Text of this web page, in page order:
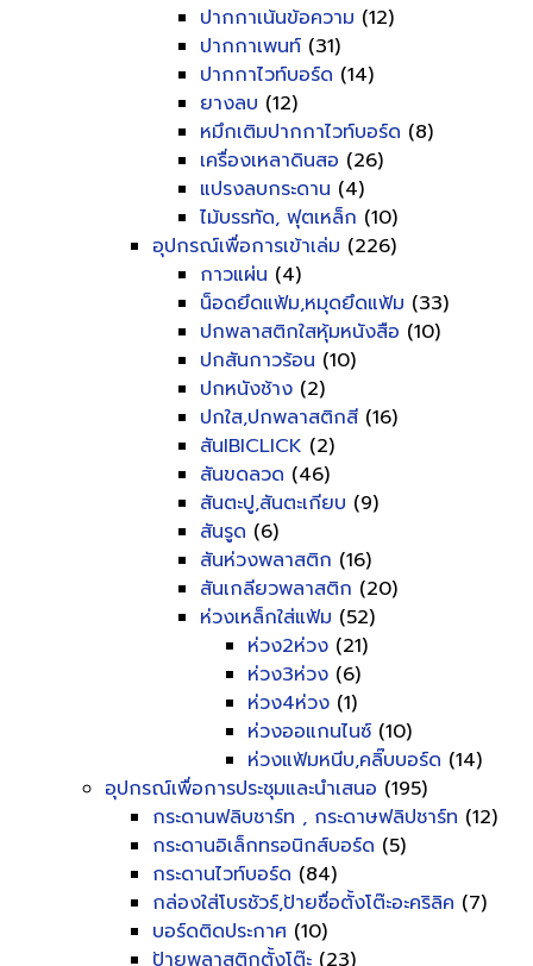
ปากกาเน้นข้อความ (12)
ปากกาเพนท์ (31)
ปากกาไวท์บอร์ด (14)
ยางลบ (12)
หมึกเติมปากกาไวท์บอร์ด (8)
เครื่องเหลาดินสอ (26)
แปรงลบกระดาน (4)
ไม้บรรทัด, ฟุตเหล็ก (10)
อุปกรณ์เพื่อการเข้าเล่ม (226)
กาวแผ่น (4)
น็อดยึดแฟ้ม,หมุดยึดแฟ้ม (33)
ปกพลาสติกใสหุ้มหนังสือ (10)
ปกสันกาวร้อน (10)
ปกหนังช้าง (2)
ปกใส,ปกพลาสติกสี (16)
สันIBICLICK (2)
สันขดลวด (46)
สันตะปู,สันตะเกียบ (9)
สันรูด (6)
สันห่วงพลาสติก (16)
สันเกลียวพลาสติก (20)
ห่วงเหล็กใส่แฟ้ม (52)
ห่วง2ห่วง (21)
ห่วง3ห่วง (6)
ห่วง4ห่วง (1)
ห่วงออแกนไนซ์ (10)
ห่วงแฟ้มหนีบ,คลิ๊บบอร์ด (14)
อุปกรณ์เพื่อการประชุมและนำเสนอ (195)
กระดานฟลิบชาร์ท , กระดาษฟลิปชาร์ท (12)
กระดานอิเล็กทรอนิกส์บอร์ด (5)
กระดานไวท์บอร์ด (84)
กล่องใส่โบรชัวร์,ป้ายชื่อตั้งโต๊ะอะคริลิค (7)
บอร์ดติดประกาศ (10)
ป้ายพลาสติกตั้งโต๊ะ (23)